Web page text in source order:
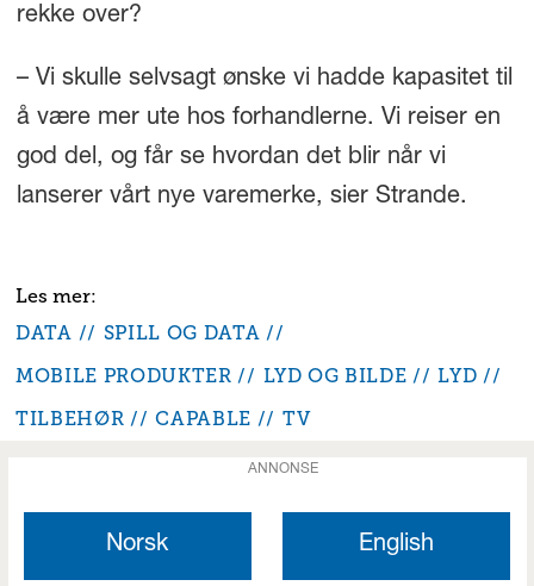
rekke over?
– Vi skulle selvsagt ønske vi hadde kapasitet til
å være mer ute hos forhandlerne. Vi reiser en
god del, og får se hvordan det blir når vi
lanserer vårt nye varemerke, sier Strande.
DATA
SPILL OG DATA
MOBILE PRODUKTER
LYD OG BILDE
LYD
TILBEHØR
CAPABLE TV
ANNONSE
Norsk English